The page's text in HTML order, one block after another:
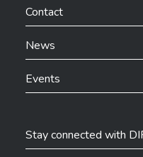
Contact
News
Events
Stay connected with